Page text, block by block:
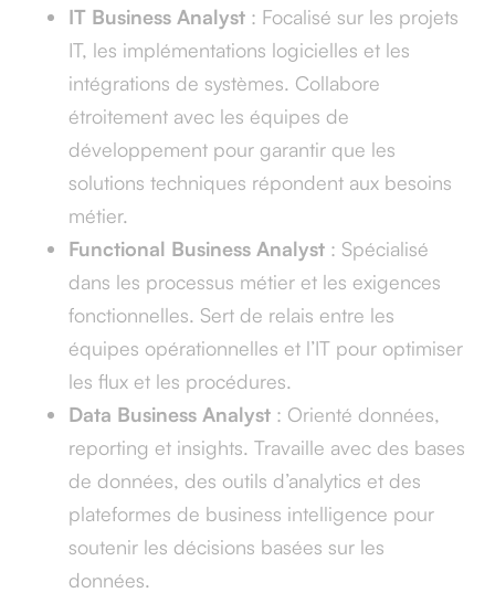
IT Business Analyst : Focalisé sur les projets
IT, les implémentations logicielles et les
intégrations de systèmes. Collabore
étroitement avec les équipes de
développement pour garantir que les
solutions techniques répondent aux besoins
métier.
Functional Business Analyst : Spécialisé
dans les processus métier et les exigences
fonctionnelles. Sert de relais entre les
équipes opérationnelles et l’IT pour optimiser
les flux et les procédures.
Data Business Analyst : Orienté données,
reporting et insights. Travaille avec des bases
de données, des outils d’analytics et des
plateformes de business intelligence pour
soutenir les décisions basées sur les
données.